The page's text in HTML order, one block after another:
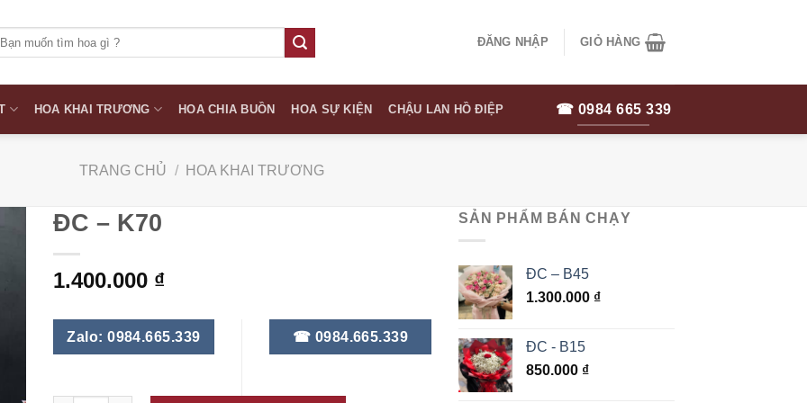
ĐĂNG NHẬP GIỎ HÀNG
HOA KHAI TRƯƠNG HOA CHIA BUỒN HOA SỰ KIỆN CHẬU LAN HỒ ĐIỆP ☎ 0984 665 339
TRANG CHỦ / HOA KHAI TRƯƠNG
ĐC – K70
1.400.000 ₫
Zalo: 0984.665.339 ☎ 0984.665.339
SẢN PHẨM BÁN CHẠY
ĐC – B45
1.300.000 ₫
ĐC - B15
850.000 ₫